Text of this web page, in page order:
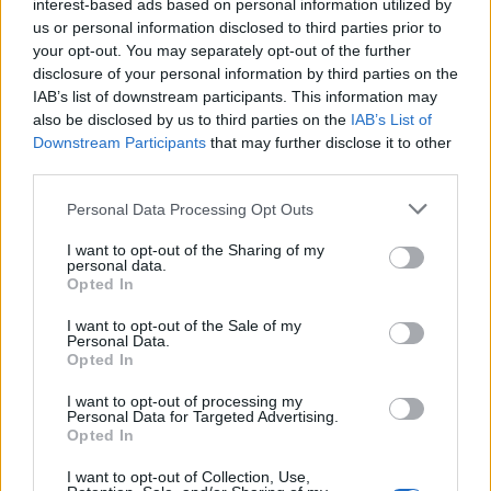
interest-based ads based on personal information utilized by
us or personal information disclosed to third parties prior to
your opt-out. You may separately opt-out of the further
disclosure of your personal information by third parties on the
IAB’s list of downstream participants. This information may
also be disclosed by us to third parties on the IAB’s List of
Downstream Participants that may further disclose it to other
Personal Data Processing Opt Outs
I want to opt-out of the Sharing of my
personal data.
Opted In
I want to opt-out of the Sale of my
Personal Data.
Opted In
I want to opt-out of processing my
Personal Data for Targeted Advertising.
Opted In
I want to opt-out of Collection, Use,
joukkue lohkossa on Saksa. Tsekkaa olympiajääkiekon lohkot
kokonaisuudessaan!
Edellinen artikkeli
Teemu Hartikainen pyörityksen
kohteena KHL:ssä – sittenkin
kokoonpanossa!
Tässä Suomen U20
maajoukkue vuodenvaihteen
LIITTYVÄT ARTIKKELIT